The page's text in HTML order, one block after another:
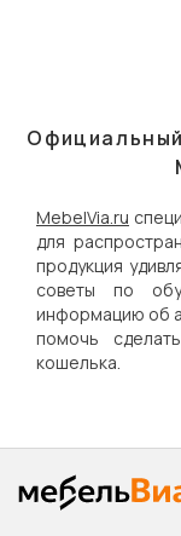
MebelVia.ru
для
продукция
советы по
информацию об
помочь
кошелька.